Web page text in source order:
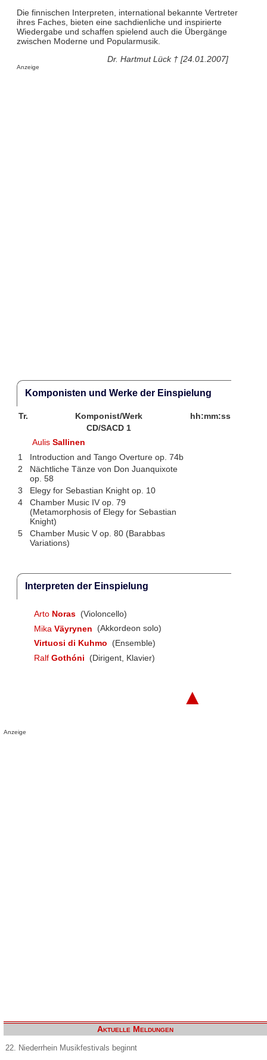
Die finnischen Interpreten, international bekannte Vertreter
ihres Faches, bieten eine sachdienliche und inspirierte
Wiedergabe und schaffen spielend auch die Übergänge
zwischen Moderne und Popularmusik.
Dr. Hartmut Lück † [24.01.2007]
Anzeige
Komponisten und Werke der Einspielung
Tr. Komponist/Werk
hh:mm:ss
CD/SACD 1
AulisSallinen
1
Introduction and Tango Overture op. 74b
2
Nächtliche Tänze von Don Juanquixote
op. 58
3
Elegy for Sebastian Knight op. 10
4
Chamber Music IV op. 79
(Metamorphosis of Elegy for Sebastian
Knight)
5
Chamber Music V op. 80 (Barabbas
Variations)
Interpreten der Einspielung
Arto Noras (Violoncello)
Mika Väyrynen
(Akkordeon solo)
Virtuosi di Kuhmo
(Ensemble)
Ralf Gothóni (Dirigent, Klavier)
▲
Anzeige
Aktuelle Meldungen
22. Niederrhein Musikfestivals beginnt